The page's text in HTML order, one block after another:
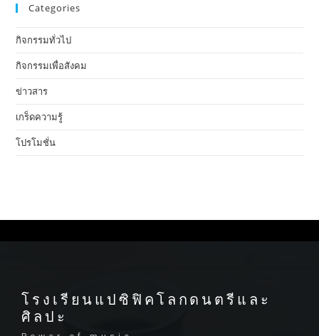
Categories
กิจกรรมทั่วไป
กิจกรรมเพื่อสังคม
ข่าวสาร
เกร็ดความรู้
โปรโมชั่น
โรงเรียนแปซิฟิคโลกดนตรีและ
ศิลปะ